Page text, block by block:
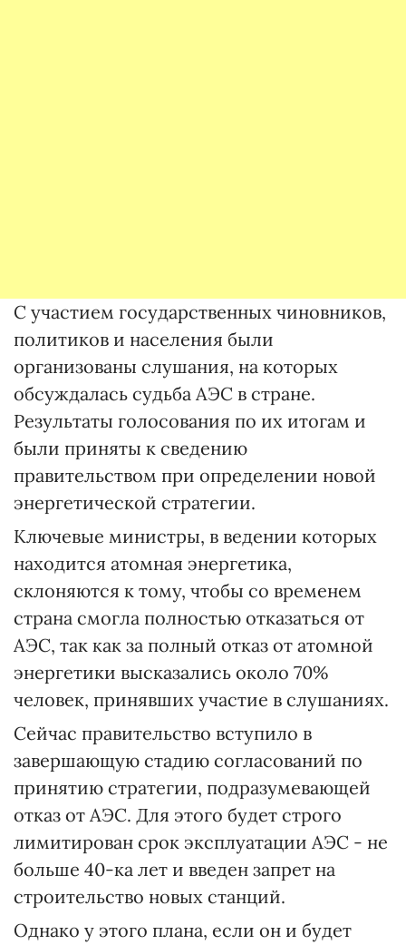
С участием государственных чиновников,
политиков и населения были
организованы слушания, на которых
обсуждалась судьба АЭС в стране.
Результаты голосования по их итогам и
были приняты к сведению
правительством при определении новой
энергетической стратегии.
Ключевые министры, в ведении которых
находится атомная энергетика,
склоняются к тому, чтобы со временем
страна смогла полностью отказаться от
АЭС, так как за полный отказ от атомной
энергетики высказались около 70%
человек, принявших участие в слушаниях.
Сейчас правительство вступило в
завершающую стадию согласований по
принятию стратегии, подразумевающей
отказ от АЭС. Для этого будет строго
лимитирован срок эксплуатации АЭС - не
больше 40-ка лет и введен запрет на
строительство новых станций.
Однако у этого плана, если он и будет